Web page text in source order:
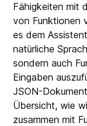
Fähigkeiten mit
von Funktionen
es dem
natürliche
sondern auch
Eingaben
JSON-
Übersicht, wie
zusammen mit